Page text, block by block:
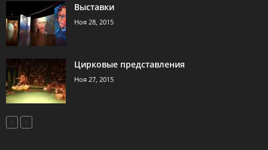
Выставки
Ноя 28, 2015
Цирковые представления
Ноя 27, 2015